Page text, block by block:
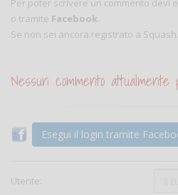
Per poter scrivere un commento devi
o tramite Facebook.
Se non sei ancora registrato a
Nessun commento
Esegui il login tramite
Utente: